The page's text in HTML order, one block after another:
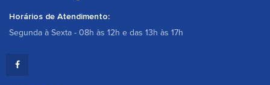
Horários de Atendimento:
Segunda à Sexta - 08h às 12h e das 13h às 17h